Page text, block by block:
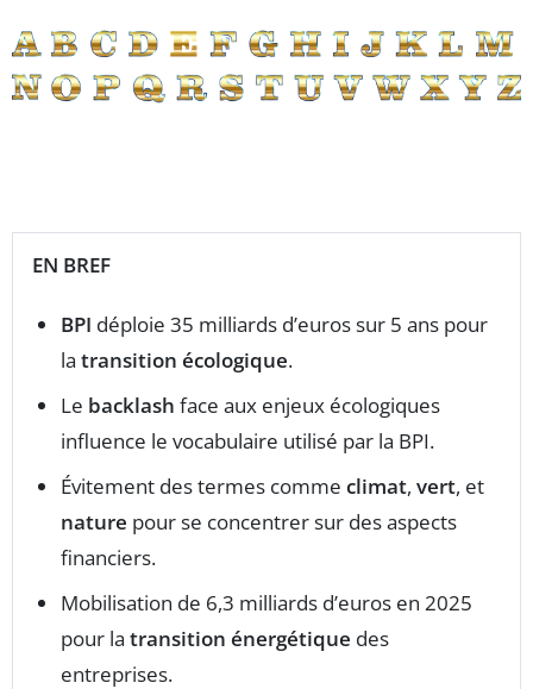
EN BREF
BPI déploie 35 milliards d’euros sur 5 ans pour
la transition écologique.
Le backlash face aux enjeux écologiques
influence le vocabulaire utilisé par la BPI.
Évitement des termes comme climat, vert, et
nature pour se concentrer sur des aspects
financiers.
Mobilisation de 6,3 milliards d’euros en 2025
pour la transition énergétique des
entreprises.